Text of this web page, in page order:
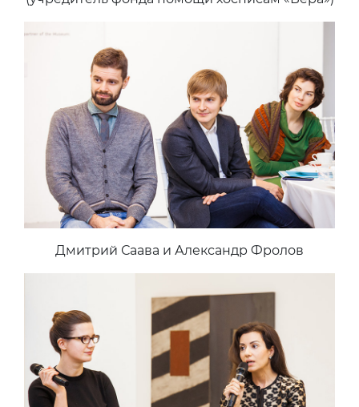
Дмитрий Саава и Александр Фролов